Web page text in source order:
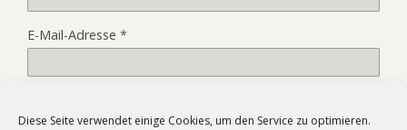
Diese Seite verwendet einige Cookies, um den Service zu optimieren.
E-Mail-Adresse *